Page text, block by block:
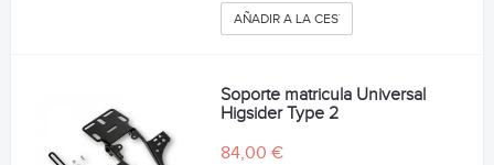
AÑADIR A LA CESTA
Soporte matricula Universal
Higsider Type 2
84,00 €